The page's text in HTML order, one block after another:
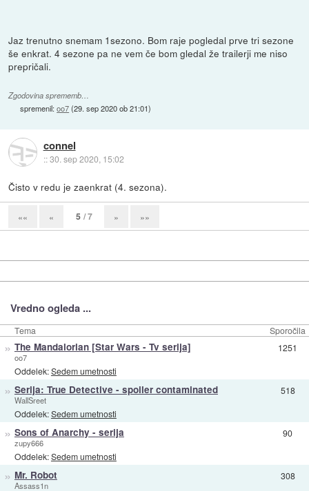
Jaz trenutno snemam 1sezono. Bom raje pogledal prve tri sezone
še enkrat. 4 sezone pa ne vem če bom gledal že trailerji me niso
prepričali.
Zgodovina sprememb…
spremenil:oo7(29. sep 2020 ob 21:01)
connel
::30. sep 2020, 15:02
Čisto v redu je zaenkrat (4. sezona).
«« « 5 / 7 » »»
Vredno ogleda ...
Tema Sporočila
» The Mandalorian [Star Wars - Tv serija]
oo7
Oddelek:Sedem umetnosti
1251
» Serija: True Detective - spoiler contaminated
WallSreet
Oddelek:Sedem umetnosti
518
» Sons of Anarchy - serija
zupy666
Oddelek:Sedem umetnosti
90
» Mr. Robot
Assass1n
308